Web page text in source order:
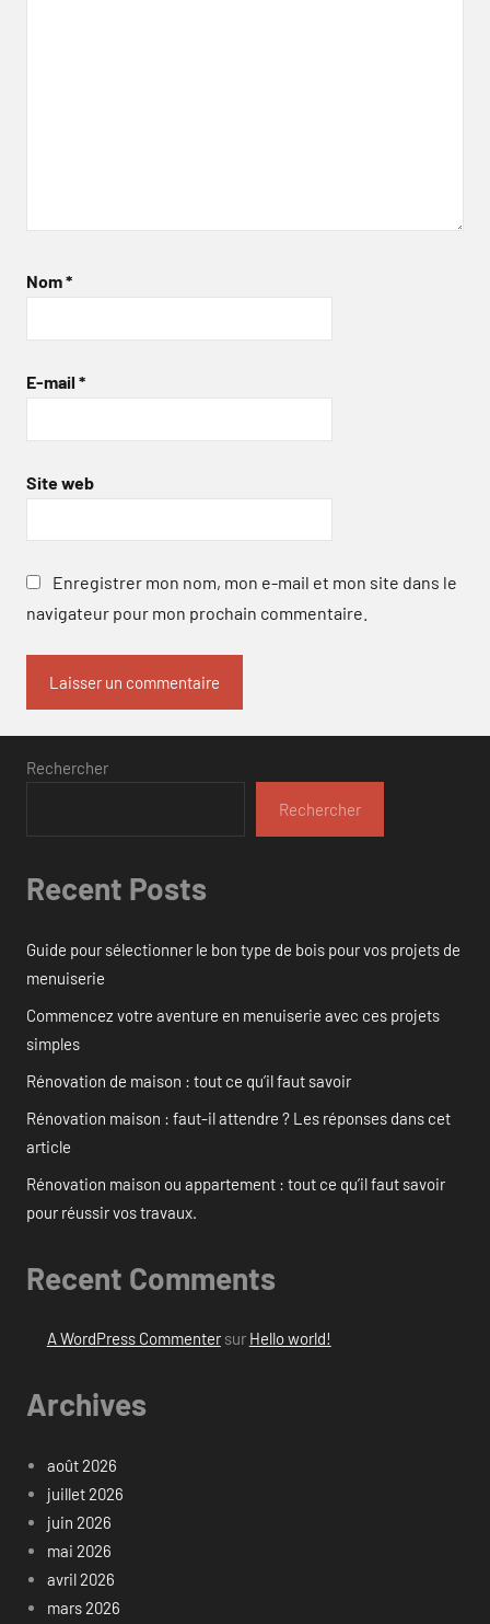
Nom*
E-mail *
Site web
Enregistrer mon nom, mon e-mail et mon site dans le
navigateur pour mon prochain commentaire.
Rechercher
Rechercher
Recent Posts
Guide pour sélectionner le bon type de bois pour vos projets de
menuiserie
Commencez votre aventure en menuiserie avec ces projets
simples
Rénovation de maison : tout ce qu’il faut savoir
Rénovation maison : faut-il attendre ? Les réponses dans cet
article
Rénovation maison ou appartement : tout ce qu’il faut savoir
pour réussir vos travaux.
Recent Comments
A WordPress Commentersur Hello world!
Archives
août 2026
juillet 2026
juin 2026
mai 2026
avril 2026
mars 2026